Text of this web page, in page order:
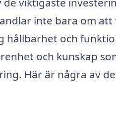
inte bara om
hållbarhet och
och kunskap
Här är några av